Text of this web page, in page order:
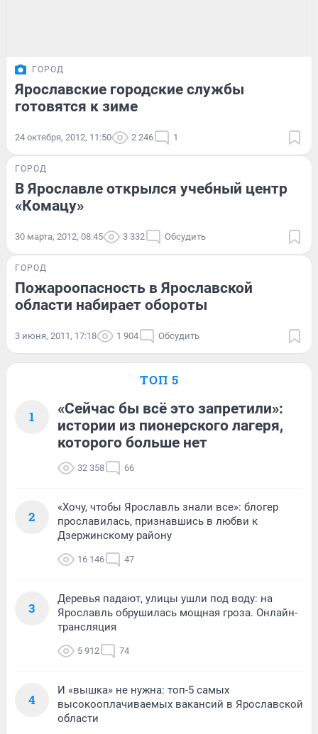
ГОРОД
Ярославские городские службы
готовятся к зиме
24 октября, 2012, 11:50 2 246 1
ГОРОД
В Ярославле открылся учебный центр
«Комацу»
30 марта, 2012, 08:45 3 332 Обсудить
ГОРОД
Пожароопасность в Ярославской
области набирает обороты
3 июня, 2011, 17:18 1 904 Обсудить
ТОП 5
1
«Сейчас бы всё это запретили»:
истории из пионерского лагеря,
которого больше нет
32 358 66
2
«Хочу, чтобы Ярославль знали все»: блогер
прославилась, признавшись в любви к
Дзержинскому району
16 146 47
3
Деревья падают, улицы ушли под воду: на
Ярославль обрушилась мощная гроза. Онлайн-
трансляция
5 912 74
4
И «вышка» не нужна: топ-5 самых
высокооплачиваемых вакансий в Ярославской
области